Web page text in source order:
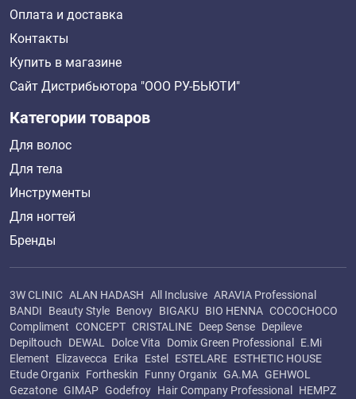
Оплата и доставка
Контакты
Купить в магазине
Сайт Дистрибьютора "ООО РУ-БЬЮТИ"
Категории товаров
Для волос
Для тела
Инструменты
Для ногтей
Бренды
3W CLINIC ALAN HADASH All Inclusive ARAVIA Professional
BANDI
Beauty Style Benovy BIGAKU BIO HENNA COCOCHOCO
Compliment CONCEPT CRISTALINE Deep Sense Depileve
Depiltouch
DEWAL Dolce Vita Domix Green Professional
E.Mi
Element
Elizavecca Erika Estel ESTELARE ESTHETIC HOUSE
Etude Organix Fortheskin Funny Organix GA.MA GEHWOL
Gezatone GIMAP Godefroy Hair Company Professional
HEMPZ